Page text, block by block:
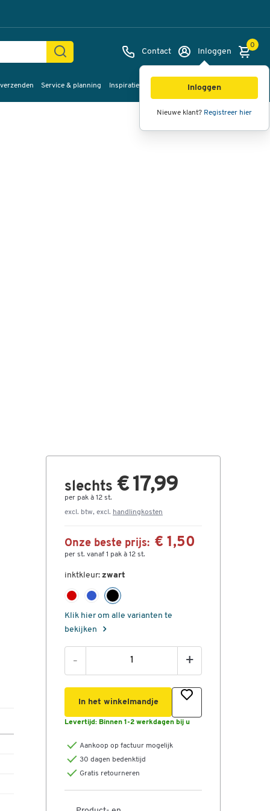
Contact Inloggen
Inloggen
Nieuwe klant? Registreer hier
0
Service & planning Inspiratie
slechts € 17,99
per pak à 12 st.
excl. btw, excl. handlingkosten
Onze beste prijs: € 1,50
per st. vanaf 1 pak à 12 st.
inktkleur: zwart
Klik hier om alle varianten te
bekijken
- +
In het winkelmandje
Levertijd: Binnen 1-2 werkdagen bij u
Aankoop op factuur mogelijk
30 dagen bedenktijd
Gratis retourneren
Afbeeldingen Video's
360°
weergave